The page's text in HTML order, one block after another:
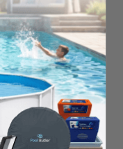
spabad Narvik
flera andra
om du är osäker
din nackkudde.